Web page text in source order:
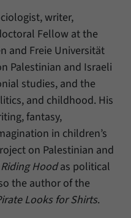
writer,
Fellow at the
and Freie Universität
Palestinian and Israeli
studies, and the
and childhood. His
fantasy,
in children’s
on Palestinian and
Hoodas political
the author of the
Looks for Shirts.
können wir für kurze Zeit
Aufenthalt von
Internetseite